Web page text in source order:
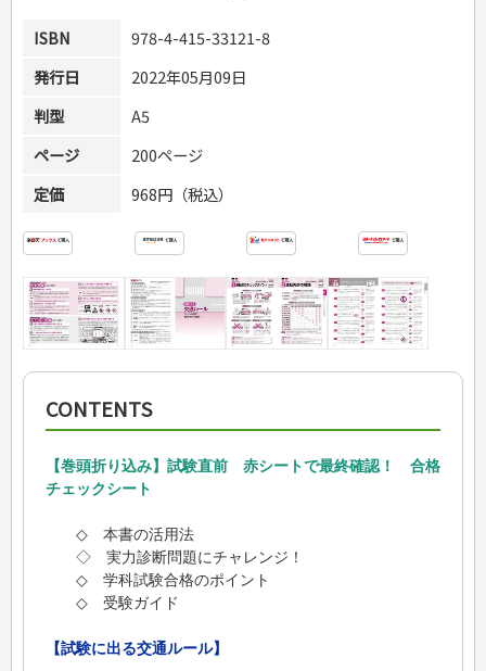
ISBN
978-4-415-33121-8
発行日
2022年05月09日
判型
A5
ページ
200ページ
定価
968円（税込）
CONTENTS
【巻頭折り込み】試験直前 赤シートで最終確認！ 合格
チェックシート
◇ 本書の活用法
◇ 実力診断問題にチャレンジ！
◇ 学科試験合格のポイント
◇ 受験ガイド
【試験に出る交通ルール】